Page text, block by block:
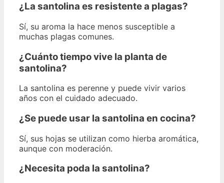
¿La santolina es resistente a plagas?
Sí, su aroma la hace menos susceptible a
muchas plagas comunes.
¿Cuánto tiempo vive la planta de
santolina?
La santolina es perenne y puede vivir varios
años con el cuidado adecuado.
¿Se puede usar la santolina en cocina?
Sí, sus hojas se utilizan como hierba aromática,
aunque con moderación.
¿Necesita poda la santolina?